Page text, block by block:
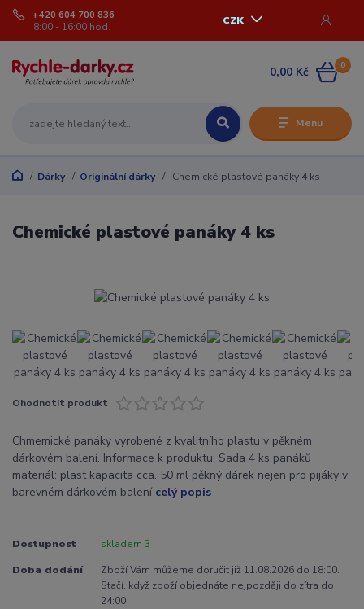
Menu
CZK
+420 604 700 836
8:00 - 16:00 hod.
0
0,00 Kč
Dárky Originální dárky Chemické plastové panáky 4 ks
Chemické plastové panáky 4 ks
Ohodnotit produkt
Chmemické panáky vyrobené z kvalitního plastu v pěkném
dárkovém balení. Informace k produktu: Sada 4 ks panáků
materiál: plast kapacita cca. 50 ml pěkný dárek nejen pro pijáky v
barevném dárkovém balení celý popis
Dostupnost skladem 3
Doba dodání
Zboží Vám můžeme doručit již 11.08.2026 do 18:00.
Stačí, když zboží objednáte nejpozději do zítra do
24:00